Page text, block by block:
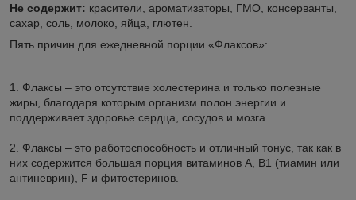
Не содержит: красители, ароматизаторы, ГМО, консерванты,
сахар, соль, молоко, яйца, глютен.
Пять причин для ежедневной порции «Флаксов»:
1. Флаксы – это отсутствие холестерина и только полезные
жиры, благодаря которым организм полон энергии и
поддерживает здоровье сердца, сосудов и мозга.
2. Флаксы – это работоспособность и отличный тонус, так как в
них содержится большая порция витаминов А, B1 (тиамин или
антиневрин), F и фитостеринов.